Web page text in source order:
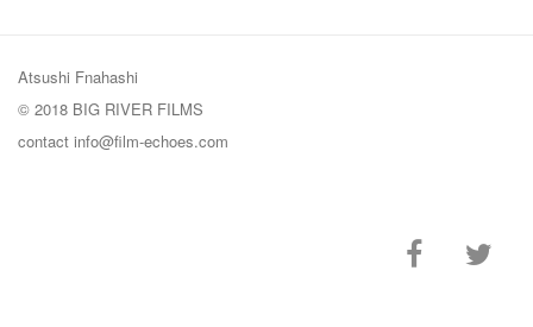
Atsushi Fnahashi
© 2018 BIG RIVER FILMS
contact info@film-echoes.com